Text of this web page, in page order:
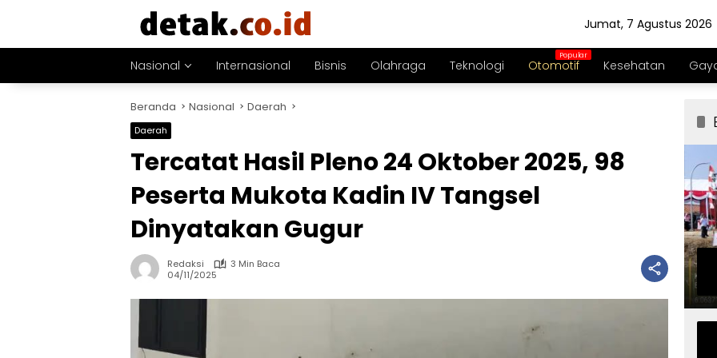
Jumat, 7 Agustus 2026
Nasional Internasional Bisnis Olahraga Teknologi Otomotif Kesehatan
Beranda Nasional Daerah
Daerah
Tercatat Hasil Pleno 24 Oktober 2025, 98
Peserta Mukota Kadin IV Tangsel
Dinyatakan Gugur
Redaksi
3 Min Baca
04/11/2025